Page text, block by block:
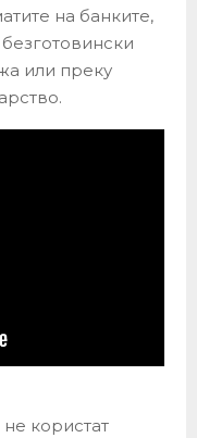
на банките,
или преку
користат